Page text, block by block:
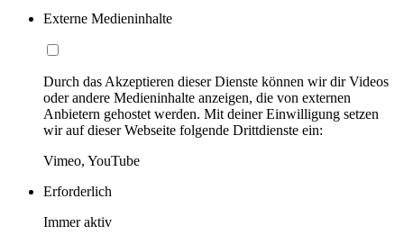
Externe Medieninhalte
Durch das Akzeptieren dieser Dienste können wir dir Videos
oder andere Medieninhalte anzeigen, die von externen
Anbietern gehostet werden. Mit deiner Einwilligung setzen
wir auf dieser Webseite folgende Drittdienste ein:
Vimeo, YouTube
Erforderlich
Immer aktiv